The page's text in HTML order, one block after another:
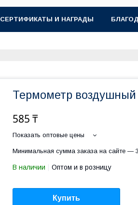
СЕРТИФИКАТЫ И НАГРАДЫ
Термометр
585 ₸
Показать оптовые цены
Минимальная сумма заказа на сайте —
В наличии Оптом и в розницу
Купить